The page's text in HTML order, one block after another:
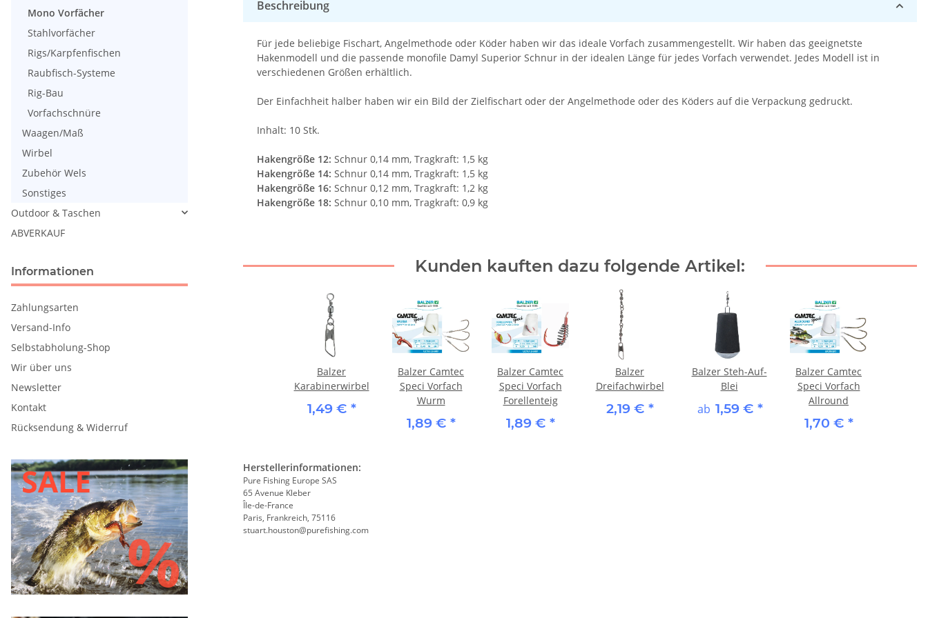
Beschreibung
Für jede beliebige Fischart, Angelmethode oder Köder haben wir das ideale Vorfach zusammengestellt. Wir haben das geeignetste
Hakenmodell und die passende monofile Damyl Superior Schnur in der idealen Länge für jedes Vorfach verwendet. Jedes Modell ist in
verschiedenen Größen erhältlich.
Der Einfachheit halber haben wir ein Bild der Zielfischart oder der Angelmethode oder des Köders auf die Verpackung gedruckt.
Inhalt: 10 Stk.
Hakengröße 12: Schnur 0,14 mm, Tragkraft: 1,5 kg
Hakengröße 14: Schnur 0,14 mm, Tragkraft: 1,5 kg
Hakengröße 16: Schnur 0,12 mm, Tragkraft: 1,2 kg
Hakengröße 18: Schnur 0,10 mm, Tragkraft: 0,9 kg
Kunden kauften dazu folgende Artikel:
Balzer
Karabinerwirbel
1,49 € *
Balzer Camtec
Speci Vorfach
Wurm
1,89 € *
Balzer Camtec
Speci Vorfach
Forellenteig
1,89 € *
Balzer
Dreifachwirbel
2,19 € *
Balzer Steh-Auf-
Blei
ab 1,59 € *
Balzer Camtec
Speci Vorfach
Allround
1,70 € *
Herstellerinformationen:
Pure Fishing Europe SAS
65 Avenue Kleber
Île-de-France
Paris, Frankreich, 75116
stuart.houston@purefishing.com
Mono Vorfächer
Stahlvorfächer
Rigs/Karpfenfischen
Raubfisch-Systeme
Rig-Bau
Vorfachschnüre
Waagen/Maß
Wirbel
Zubehör Wels
Sonstiges
Outdoor & Taschen
ABVERKAUF
Informationen
Zahlungsarten
Versand-Info
Selbstabholung-Shop
Wir über uns
Newsletter
Kontakt
Rücksendung & Widerruf